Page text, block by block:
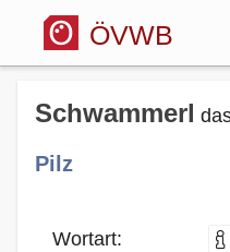
ÖVWB
Wörterbuch
Hitparade
Schwammerl
Pilz
Wortart: